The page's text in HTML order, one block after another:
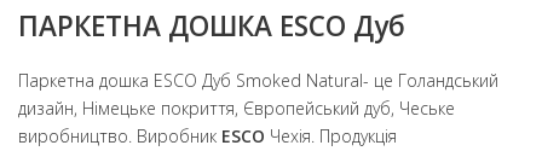
ПАРКЕТНА ДОШКА ESCO Дуб
Паркетна дошка ESCO Дуб Smoked Natural- це Голандський
дизайн, Німецьке покриття, Європейський дуб, Чеське
виробництво. Виробник ESCO Чехія. Продукція